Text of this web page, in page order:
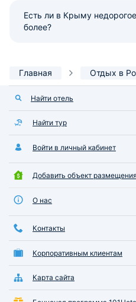
Есть ли в Крыму
более?
Главная Отдых в
Найти отель
Найти тур
Войти в личный кабинет
Добавить объект размещения
О нас
Контакты
Корпоративным клиентам
Карта сайта